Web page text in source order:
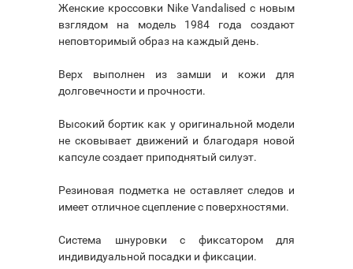
Женские кроссовки Nike Vandalised с новым
взглядом на модель 1984 года создают
неповторимый образ на каждый день.
Верх выполнен из замши и кожи для
долговечности и прочности.
Высокий бортик как у оригинальной модели
не сковывает движений и благодаря новой
капсуле создает приподнятый силуэт.
Резиновая подметка не оставляет следов и
имеет отличное сцепление с поверхностями.
Система шнуровки с фиксатором для
индивидуальной посадки и фиксации.